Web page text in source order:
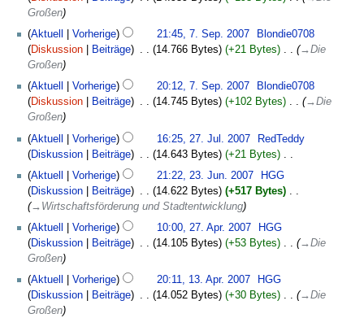
u
n
g
a
s
u
n
g
z
s
a
m
m
e
n
a
s
s
u
n
g
g
s
z
u
a
m
m
e
n
a
s
s
u
n
g
e
a
r
b
i
t
u
n
g
s
z
u
a
m
m
e
n
f
Großen
Aktuell
Vorherige 21:45, 7. Sep. 2007
Blondie0708
Diskussion
Beiträge 14.766 Bytes +21 Bytes ‎
→‎Die
Großen
Aktuell
Vorherige 20:12, 7. Sep. 2007
Blondie0708
Diskussion
Beiträge 14.745 Bytes +102 Bytes ‎
→‎Die
Großen
Juli
Aktuell Vorherige 16:25, 27. Jul. 2007
RedTeddy
Diskussion
Beiträge 14.643 Bytes +21 Bytes ‎
K
e
n
e
B
e
a
r
b
Juni
2007
Aktuell Vorherige 21:22, 23. Jun. 2007
HGG
Diskussion
Beiträge 14.622 Bytes +517 Bytes ‎
→‎Wirtschaftsförderung und Stadtentwicklung
April
2007
Aktuell Vorherige 10:00, 27. Apr. 2007
HGG
Diskussion
Beiträge 14.105 Bytes +53 Bytes ‎
→‎Die
Großen
13.
April
2007
Aktuell Vorherige 20:11, 13. Apr. 2007
HGG
Diskussion
Beiträge 14.052 Bytes +30 Bytes ‎
→‎Die
Großen